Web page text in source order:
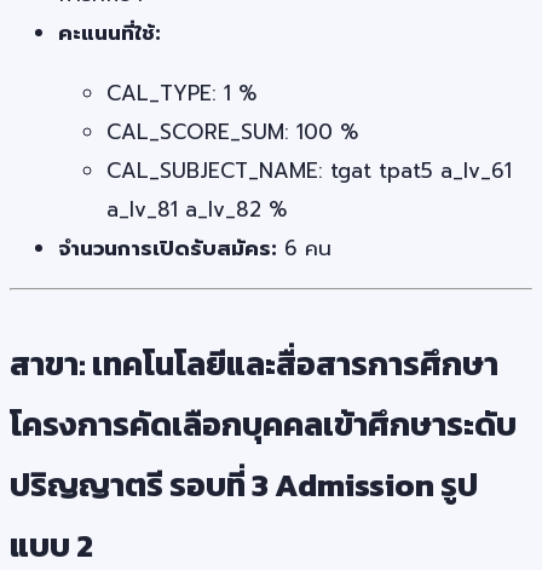
คะแนนที่ใช้:
CAL_TYPE: 1 %
CAL_SCORE_SUM: 100 %
CAL_SUBJECT_NAME: tgat tpat5 a_lv_61
a_lv_81 a_lv_82 %
จำนวนการเปิดรับสมัคร: 6 คน
สาขา: เทคโนโลยีและสื่อสารการศึกษา
โครงการคัดเลือกบุคคลเข้าศึกษาระดับ
ปริญญาตรี รอบที่ 3 Admission รูป
แบบ 2